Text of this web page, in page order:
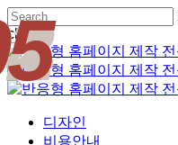
Skip
to
main
content
close
Close
Search
Menu
디자인
비용안내